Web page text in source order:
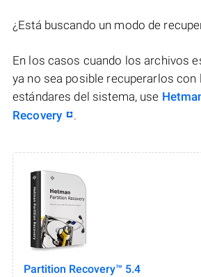
¿Está buscando un modo de
En los casos cuando los archivos
ya no sea posible recuperarlos con
estándares del sistema, use
Recovery
.
Partition Recovery™ 5.4